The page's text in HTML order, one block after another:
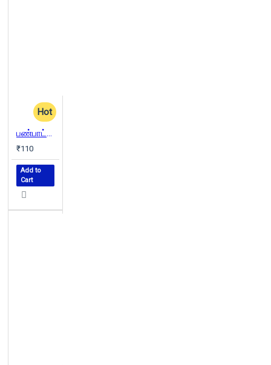
Hot
பண்பாட்டு அசைவுகள்
₹110
Add to
Cart